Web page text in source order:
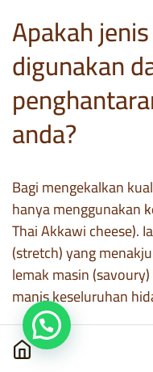
Apakah
digunakan
anda?
Bagi mengekalkan
hanya menggunakan
Thai Akkawi cheese).
(stretch) yang
lemak masin
manis keseluruhan
Adakah